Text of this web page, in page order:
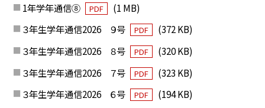
1年学年通信⑧ PDF
(1 MB)
３年生学年通信2026 ９号
PDF
(372 KB)
３年生学年通信2026 ８号
PDF
(320 KB)
３年生学年通信2026 ７号
PDF
(323 KB)
３年生学年通信2026 ６号
PDF
(194 KB)